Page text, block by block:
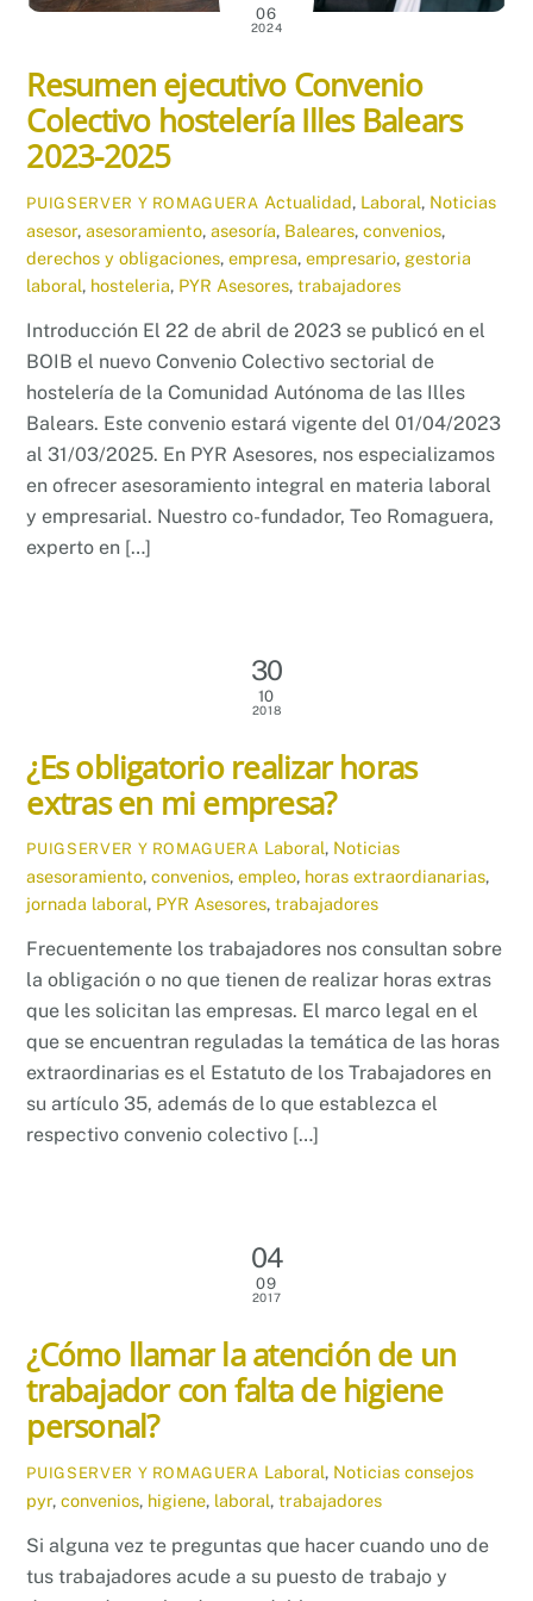
06
2024
Resumen ejecutivo Convenio
Colectivo hostelería Illes Balears
2023-2025
PUIGSERVER Y ROMAGUERA Actualidad, Laboral, Noticias
asesor,asesoramiento,asesoría, Baleares,convenios,
derechos y obligaciones,empresa,empresario, gestoria
laboral, hosteleria, PYR Asesores,trabajadores
Introducción El 22 de abril de 2023 se publicó en el
BOIB el nuevo Convenio Colectivo sectorial de
hostelería de la Comunidad Autónoma de las Illes
Balears. Este convenio estará vigente del 01/04/2023
al 31/03/2025. En PYR Asesores, nos especializamos
en ofrecer asesoramiento integral en materia laboral
y empresarial. Nuestro co-fundador, Teo Romaguera,
experto en […]
30
10
2018
¿Es obligatorio realizar horas
extras en mi empresa?
PUIGSERVER Y ROMAGUERA Laboral, Noticias
asesoramiento,convenios,empleo, horas extraordianarias,
jornada laboral, PYR Asesores,trabajadores
Frecuentemente los trabajadores nos consultan sobre
la obligación o no que tienen de realizar horas extras
que les solicitan las empresas. El marco legal en el
que se encuentran reguladas la temática de las horas
extraordinarias es el Estatuto de los Trabajadores en
su artículo 35, además de lo que establezca el
respectivo convenio colectivo […]
04
09
2017
¿Cómo llamar la atención de un
trabajador con falta de higiene
personal?
PUIGSERVER Y ROMAGUERA Laboral, Noticias consejos
pyr,convenios, higiene, laboral,trabajadores
Si alguna vez te preguntas que hacer cuando uno de
tus trabajadores acude a su puesto de trabajo y